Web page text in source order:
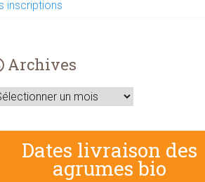
inscriptions
Archives
Dates livraison des
agrumes bio